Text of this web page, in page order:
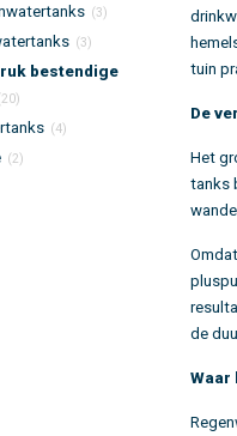
(3)
(3)
bestendige
(4)
(2)
tuin
De
Het
tanks
de
Waar